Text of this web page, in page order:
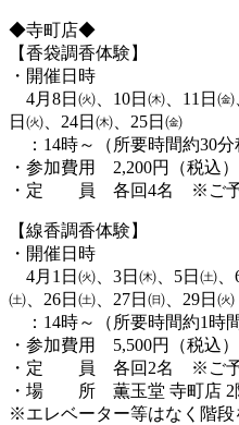
◆寺町店◆
【香袋調香体験】
・開催日時
4月8日㈫、10日㈭、11日㈮
日㈫、24日㈭、25日㈮
：14時～（所要時間約30分
・参加費用 2,200円（税込）
・定 員 各回4名 ※ご予
【線香調香体験】
・開催日時
4月1日㈫、3日㈭、5日㈯、
㈯、26日㈯、27日㈰、29日㈫
：14時～（所要時間約1時間
・参加費用 5,500円（税込）
・定 員 各回2名 ※ご予
・場 所 薫玉堂 寺町店 2
※エレベーター等はなく階段